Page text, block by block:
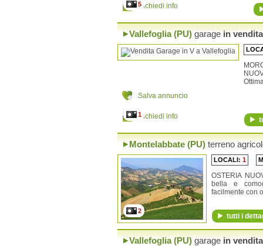
5
Richiedi info
Vallefoglia (PU) garage in vendita
1
Salva annuncio
Richiedi info
Montelabbate (PU) terreno
LOCALI: 1 M
OSTERIA
bella e
facilmente con
2
tutti i
Vallefoglia (PU) garage in vendita